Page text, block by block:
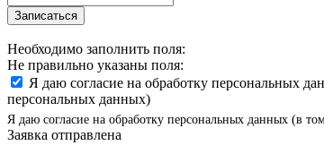
Записаться
Необходимо заполнить поля:
Не правильно указаны поля:
Я даю согласие на обработку персональных
персональных данных)
Я даю согласие на обработку персональных данных (в
Заявка отправлена